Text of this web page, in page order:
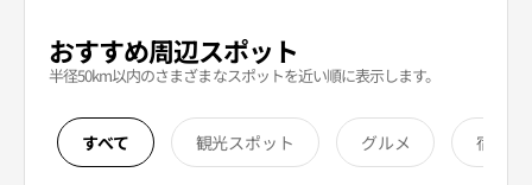
おすすめ周辺スポット
半径50km以内のさまざまなスポットを近い順に表示します。
すべて 観光スポット グルメ 宿泊